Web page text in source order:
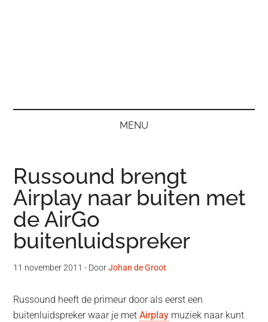
MENU
Russound brengt
Airplay naar buiten met
de AirGo
buitenluidspreker
11 november 2011 - DoorJohan de Groot
Russound heeft de primeur door als eerst een
buitenluidspreker waar je metAirplay muziek naar kunt